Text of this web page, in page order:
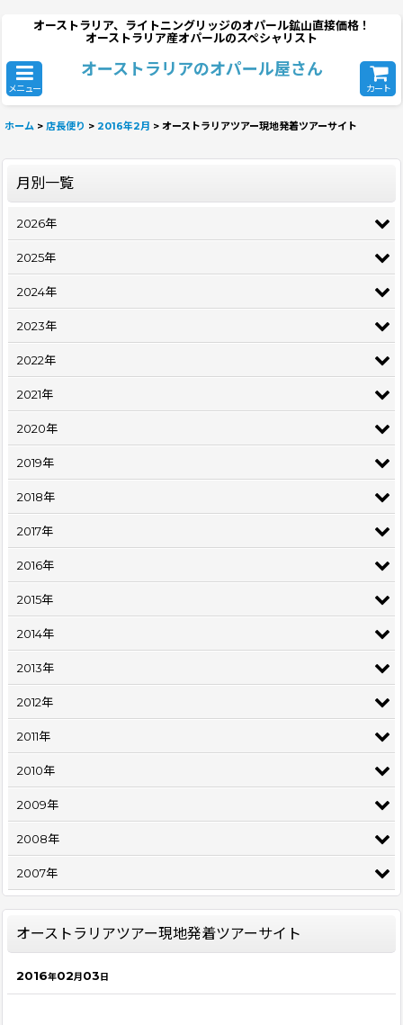
オーストラリア、ライトニングリッジのオパール鉱山直接価格！
オーストラリア産オパールのスペシャリスト
メニュー
オーストラリアのオパール屋さん
カート
ホーム > 店長便り > 2016年2月 > オーストラリアツアー現地発着ツアーサイト
オーストラリアツアー現地発着ツアーサイト
2016年02月03日
月別一覧
2026年
2025年
2024年
2023年
2022年
2021年
2020年
2019年
2018年
2017年
2016年
2015年
2014年
2013年
2012年
2011年
2010年
2009年
2008年
2007年